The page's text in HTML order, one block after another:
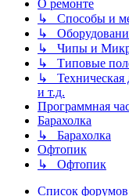
О ремонте
↳ Способы и
↳
↳ Чипы и
↳ Типовые
↳ Техническая
и т.д.
Программная
Барахолка
↳ Барахолка
Офтопик
↳ Офтопик
Список форумов